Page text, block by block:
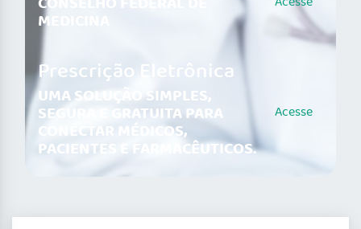
MEDICINA
Prescrição Eletrônica
UMA SOLUÇÃO SIMPLES,
SEGURA E GRATUITA PARA
CONECTAR MÉDICOS,
PACIENTES E FARMACÊUTICOS.
Acesse